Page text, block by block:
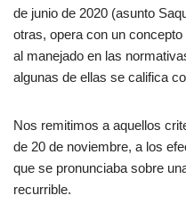
de junio de 2020 (asunto
otras, opera con un
al manejado en las
algunas de ellas se califica
Nos remitimos a aquellos
de 20 de noviembre, a los
que se pronunciaba sobre
recurrible.